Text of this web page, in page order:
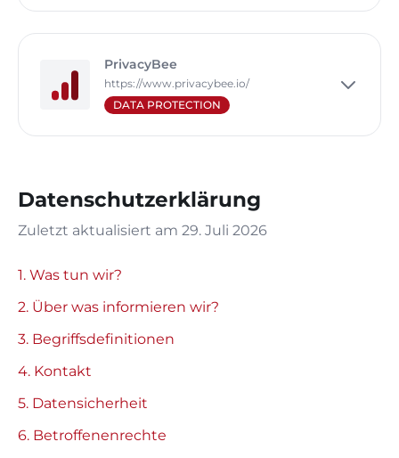
PrivacyBee
https://www.privacybee.io/
DATA PROTECTION
Datenschutzerklärung
Zuletzt aktualisiert am 29. Juli 2026
1. Was tun wir?
2. Über was informieren wir?
3. Begriffsdefinitionen
4. Kontakt
5. Datensicherheit
6. Betroffenenrechte